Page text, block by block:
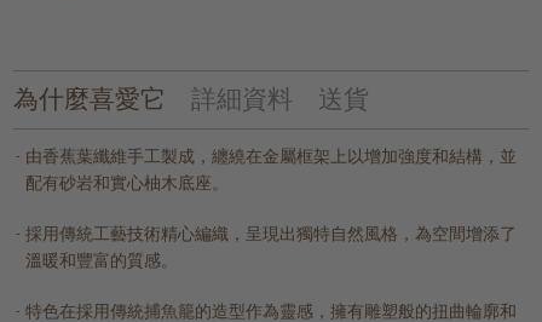
為什麼喜愛它 詳細資料 送貨
由香蕉葉纖維手工製成，纏繞在金屬框架上以增加強度和結構，並
配有砂岩和實心柚木底座。
採用傳統工藝技術精心編織，呈現出獨特自然風格，為空間增添了
溫暖和豐富的質感。
特色在採用傳統捕魚籠的造型作為靈感，擁有雕塑般的扭曲輪廓和